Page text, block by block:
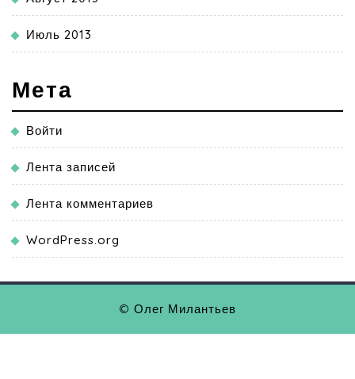
Июль 2013
Мета
Войти
Лента записей
Лента комментариев
WordPress.org
© Олег Милантьев